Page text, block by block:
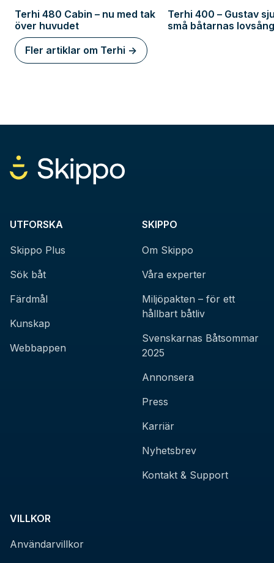
Terhi 480 Cabin – nu med tak
över huvudet
Terhi 400 – Gustav
små båtarnas
Fler artiklar om Terhi ->
UTFORSKA
Skippo Plus
Sök båt
Färdmål
Kunskap
Webbappen
SKIPPO
Om Skippo
Våra experter
Miljöpakten – för ett
hållbart båtliv
Svenskarnas Båtsommar
2025
Annonsera
Press
Karriär
Nyhetsbrev
Kontakt & Support
VILLKOR
Användarvillkor